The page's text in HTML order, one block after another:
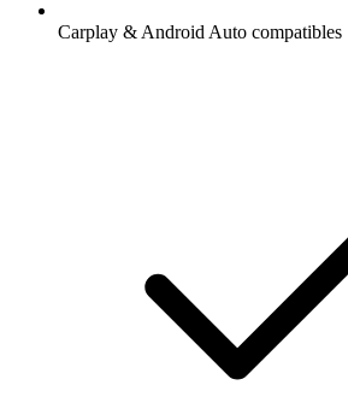
Carplay & Android Auto compatibles